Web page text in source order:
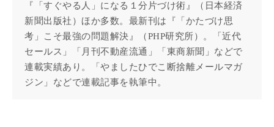
『「すぐやる人」になる１分片づけ術』（日本経済
新聞出版社）ほか多数。最新刊は『「かたづけ思
考」こそ最強の問題解決』（PHP研究所）。「近代
セールス」「月刊不動産流通」「東商新聞」などで
連載実績あり。「やましたひでこ断捨離メールマガ
ジン」などで連載記事を執筆中。